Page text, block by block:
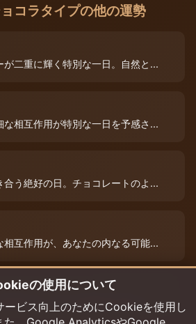
コラタイプの他の運勢
二重に輝く特別な一日。自然と...
相互作用が特別な一日を予感さ...
う絶好の日。チョコレートのよ...
互作用が、あなたの内なる可能...
特別な日。内なる創造性が高まり...
の使用について
ービス向上のためにCookieを使用し